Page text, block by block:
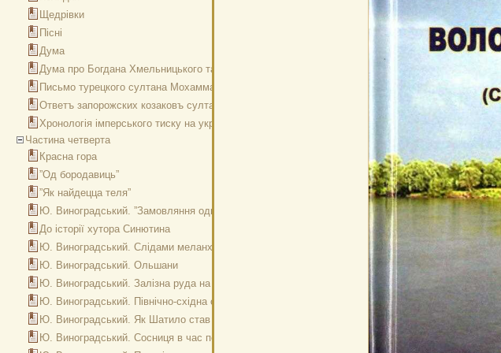
Щедрівки
Пісні
Дума
Дума про Богдана Хмельницького та Василя Молдавського
Письмо турецкого султана Мохаммада четвертого запорожским козакам
Ответъ запорожских козаковъ султану Мохаммаду четвертому
Хронологія імперського тиску на українську мову
Частина четверта
Красна гора
”Од бородавиць”
”Як найдецца теля”
Ю. Виноградський. ”Замовляння одкровіе”
До історії хутора Синютина
Ю. Виноградський. Слідами меланхленів
Ю. Виноградський. Ольшани
Ю. Виноградський. Залізна руда на Сосниччині. Рудня
Ю. Виноградський. Північно-східна околиця нашого селища
Ю. Виноградський. Як Шатило став великим поміщиком
Ю. Виноградський. Сосниця в час перепису населення 1666 р.